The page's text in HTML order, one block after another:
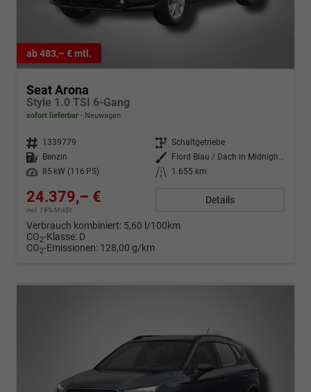
ab 483,– € mtl.
Seat Arona
Style 1.0 TSI 6-Gang
sofort lieferbar Neuwagen
Fahrzeugnr. 1339779 Getriebe Schaltgetriebe
Kraftstoff
Benzin Außenfarbe
Fiord Blau / Dach in Midnight Schwarz Metallic
Leistung
85 kW (116 PS) Kilometerstand 1.655 km
24.379,– €
incl. 19% MwSt.
Details
Verbrauch kombiniert: 5,60 l/100km
CO2-Klasse: D
CO2-Emissionen: 128,00 g/km